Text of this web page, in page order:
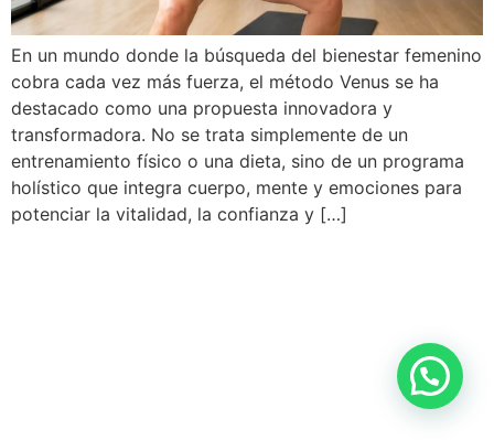
En un mundo donde la búsqueda del bienestar femenino
cobra cada vez más fuerza, el método Venus se ha
destacado como una propuesta innovadora y
transformadora. No se trata simplemente de un
entrenamiento físico o una dieta, sino de un programa
holístico que integra cuerpo, mente y emociones para
potenciar la vitalidad, la confianza y […]